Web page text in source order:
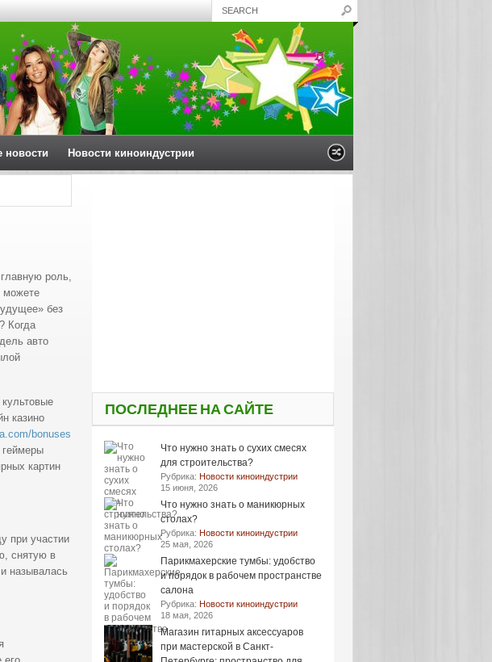
новости Новости киноиндустрии
роль,
можете
без
Когда
авто
казино
bonuses
геймеры
картин
при участии
снятую в
называлась
ПОСЛЕДНЕЕ НА САЙТЕ
Что нужно знать о сухих смесях
для строительства?
Рубрика: Новости киноиндустрии
15 июня, 2026
Что нужно знать о маникюрных
столах?
Рубрика: Новости киноиндустрии
25 мая, 2026
Парикмахерские тумбы: удобство
и порядок в рабочем пространстве
салона
Рубрика: Новости киноиндустрии
18 мая, 2026
Магазин гитарных аксессуаров
при мастерской в Санкт-